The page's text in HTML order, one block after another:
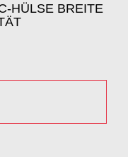
HÜLSE BREITE